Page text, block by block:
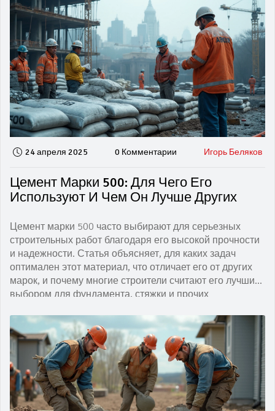
тоже интересно, почему один бетон разваливается, а
другой служит десятилетиями. После прочтения
вопросов о бетоне у вас не останется вообще.
24 апреля 2025 0 Комментарии Игорь Беляков
Цемент Марки 500: Для Чего Его
Используют И Чем Он Лучше Других
Цемент марки 500 часто выбирают для серьезных
строительных работ благодаря его высокой прочности
и надежности. Статья объясняет, для каких задач
оптимален этот материал, что отличает его от других
марок, и почему многие строители считают его лучшим
выбором для фундамента, стяжки и прочих
выбору, интересные факты и нюансы работы с
цементом 500. Эти знания помогут не ошибиться при
покупке и использовать смесь по максимуму. Материал
понятен даже тем, кто не занимается строительством
профессионально.